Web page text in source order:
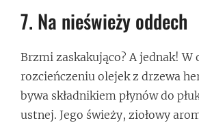
7. Na nieświeży oddech
Brzmi zaskakująco? A jednak!
rozcieńczeniu olejek z drzewa
bywa składnikiem płynów do
ustnej. Jego świeży, ziołowy